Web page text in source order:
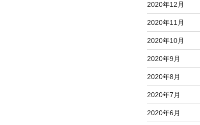
2020年12月
2020年11月
2020年10月
2020年9月
2020年8月
2020年7月
2020年6月